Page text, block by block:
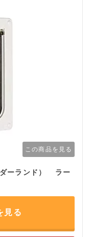
この商品を見る
ダーランド） ラー
見る